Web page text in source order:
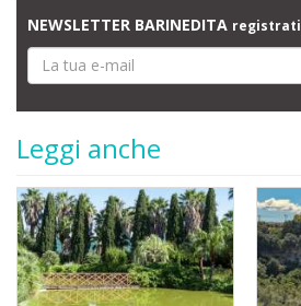
NEWSLETTER BARINEDITA registrati
Leggi anche